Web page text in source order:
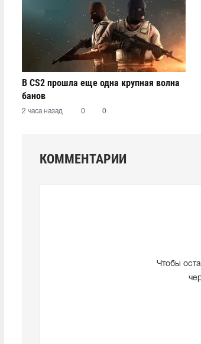
В CS2 прошла еще одна крупная волна
банов
2 часа назад 0 0
КОММЕНТАРИИ
Чтобы